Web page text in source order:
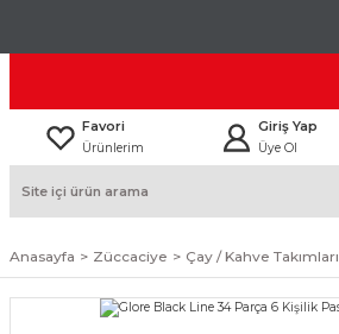
Favori
Ürünlerim
Giriş Yap
Üye Ol
Anasayfa Züccaciye Çay / Kahve Takımları